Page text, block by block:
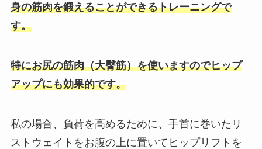
身の筋肉を鍛えることができるトレーニングで
す。
特にお尻の筋肉（大臀筋）を使いますのでヒップ
アップにも効果的です。
私の場合、負荷を高めるために、手首に巻いたリ
ストウェイトをお腹の上に置いてヒップリフトを